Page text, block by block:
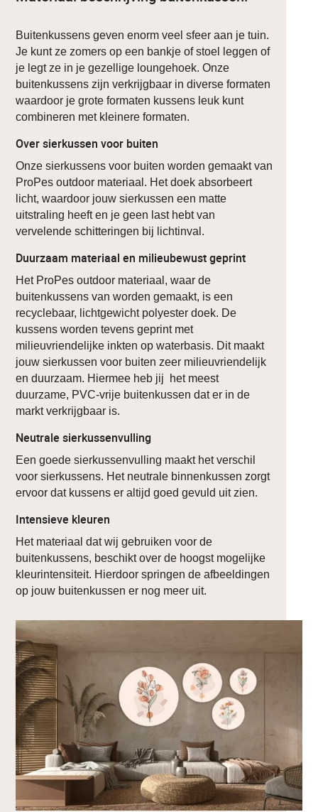
Buitenkussens geven enorm veel sfeer aan je tuin.
Je kunt ze zomers op een bankje of stoel leggen of
je legt ze in je gezellige loungehoek. Onze
buitenkussens zijn verkrijgbaar in diverse formaten
waardoor je grote formaten kussens leuk kunt
combineren met kleinere formaten.
Over sierkussen voor buiten
Onze sierkussens voor buiten worden gemaakt van
ProPes outdoor materiaal. Het doek absorbeert
licht, waardoor jouw sierkussen een matte
uitstraling heeft en je geen last hebt van
vervelende schitteringen bij lichtinval.
Duurzaam materiaal en milieubewust geprint
Het ProPes outdoor materiaal, waar de
buitenkussens van worden gemaakt, is een
recyclebaar, lichtgewicht polyester doek. De
kussens worden tevens geprint met
milieuvriendelijke inkten op waterbasis. Dit maakt
jouw sierkussen voor buiten zeer milieuvriendelijk
en duurzaam. Hiermee heb jij het meest
duurzame, PVC-vrije buitenkussen dat er in de
markt verkrijgbaar is.
Neutrale sierkussenvulling
Een goede sierkussenvulling maakt het verschil
voor sierkussens. Het neutrale binnenkussen zorgt
ervoor dat kussens er altijd goed gevuld uit zien.
Intensieve kleuren
Het materiaal dat wij gebruiken voor de
buitenkussens, beschikt over de hoogst mogelijke
kleurintensiteit. Hierdoor springen de afbeeldingen
op jouw buitenkussen er nog meer uit.